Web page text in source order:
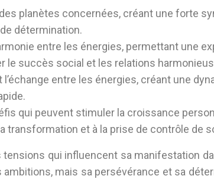
planètes concernées, créant une forte
détermination.
entre les énergies, permettant une
le succès social et les relations
entre les énergies, créant une
qui peuvent stimuler la croissance
transformation et à la prise de contrôle de
qui influencent sa manifestation
mais sa persévérance et sa